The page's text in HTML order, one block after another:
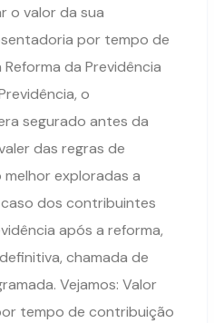
o valor da sua
por tempo de
da Previdência
o
segurado antes da
das regras de
exploradas a
dos contribuintes
após a reforma,
chamada de
Vejamos: Valor
tempo de contribuição